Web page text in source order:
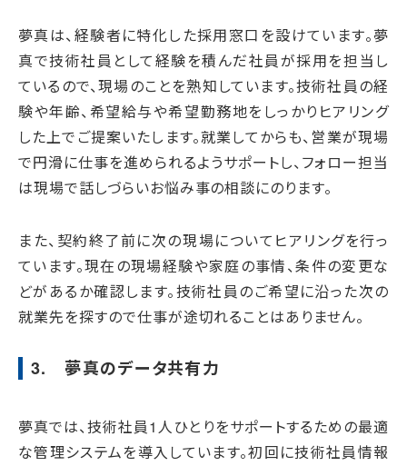
夢真は、経験者に特化した採用窓口を設けています。夢
真で技術社員として経験を積んだ社員が採用を担当し
ているので、現場のことを熟知しています。技術社員の経
験や年齢、希望給与や希望勤務地をしっかりヒアリング
した上でご提案いたします。就業してからも、営業が現場
で円滑に仕事を進められるようサポートし、フォロー担当
は現場で話しづらいお悩み事の相談にのります。
また、契約終了前に次の現場についてヒアリングを行っ
ています。現在の現場経験や家庭の事情、条件の変更な
どがあるか確認します。技術社員のご希望に沿った次の
就業先を探すので仕事が途切れることはありません。
3. 夢真のデータ共有力
夢真では、技術社員1人ひとりをサポートするための最適
な管理システムを導入しています。初回に技術社員情報